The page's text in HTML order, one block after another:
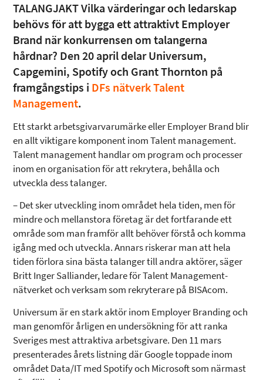
TALANGJAKT Vilka värderingar och ledarskap
behövs för att bygga ett attraktivt Employer
Brand när konkurrensen om talangerna
hårdnar? Den 20 april delar Universum,
Capgemini, Spotify och Grant Thornton på
framgångstips i DFs nätverk Talent
Management.
Ett starkt arbetsgivarvarumärke eller Employer Brand blir
en allt viktigare komponent inom Talent management.
Talent management handlar om program och processer
inom en organisation för att rekrytera, behålla och
utveckla dess talanger.
– Det sker utveckling inom området hela tiden, men för
mindre och mellanstora företag är det fortfarande ett
område som man framför allt behöver förstå och komma
igång med och utveckla. Annars riskerar man att hela
tiden förlora sina bästa talanger till andra aktörer, säger
Britt Inger Salliander, ledare för Talent Management-
nätverket och verksam som rekryterare på BISAcom.
Universum är en stark aktör inom Employer Branding och
man genomför årligen en undersökning för att ranka
Sveriges mest attraktiva arbetsgivare. Den 11 mars
presenterades årets listning där Google toppade inom
området Data/IT med Spotify och Microsoft som närmast